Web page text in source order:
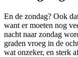
En de zondag? Ook
want er moeten nog
nacht naar zondag
graden vroeg in de
wat onzeker, en sterk